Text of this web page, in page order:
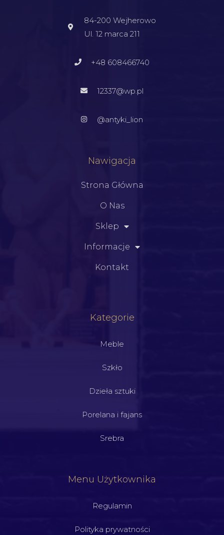
84-200 Wejherowo
Ul. 12 marca 211
+48 608466740
12337@wp.pl
@antyki_lion
Nawigacja
Strona Główna
O Nas
Sklep
Informacje
Kontakt
Kategorie
Meble
Szkło
Dzieła sztuki
Porelana i fajans
Srebra
Menu Użytkownika
Regulamin
Polityka prywatności